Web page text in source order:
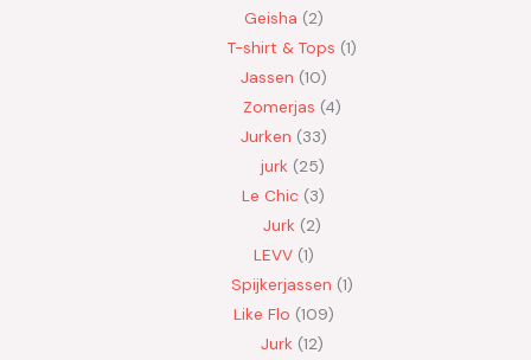
Geisha 2
T-shirt & Tops 1
Jassen 10
Zomerjas 4
Jurken 33
jurk 25
Le Chic 3
Jurk 2
LEVV 1
Spijkerjassen 1
Like Flo 109
Jurk 12